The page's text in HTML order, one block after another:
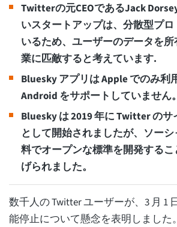
Twitterの元CEOであるJack
いスタートアップは、分散型プ
いるため、ユーザーのデータを
業に匹敵すると考えています.
Bluesky アプリは Apple でのみ利
Android をサポートしていません。
Bluesky は 2019 年に Twitter のサ
として開始されましたが、ソー
料でオープンな標準を開発する
げられました。
数千人の Twitter ユーザーが、3 月 1
能停止について懸念を表明しました